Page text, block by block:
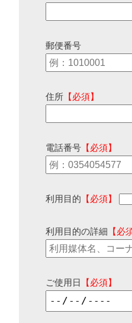
郵便番号
住所 【必須】
電話番号 【必須】
利用目的 【必須】
利用目的の詳細 【必
ご使用日 【必須】